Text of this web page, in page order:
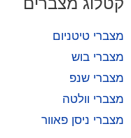
מצברי טיטניום
מצברי בוש
מצברי שנפ
מצברי וולטה
מצברי ניסן פאוור